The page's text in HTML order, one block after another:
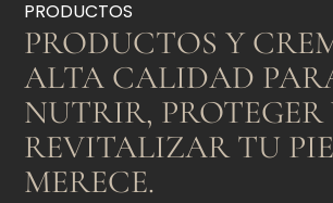
PRODUCTOS
PRODUCTOS Y
ALTA CALIDAD
NUTRIR, PROTEGER
REVITALIZAR TU
MERECE.